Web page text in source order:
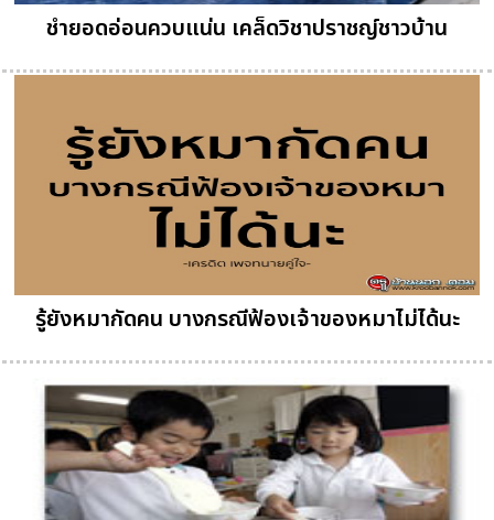
ชำยอดอ่อนควบแน่น เคล็ดวิชาปราชญ์ชาวบ้าน
รู้ยังหมากัดคน บางกรณีฟ้องเจ้าของหมาไม่ได้นะ